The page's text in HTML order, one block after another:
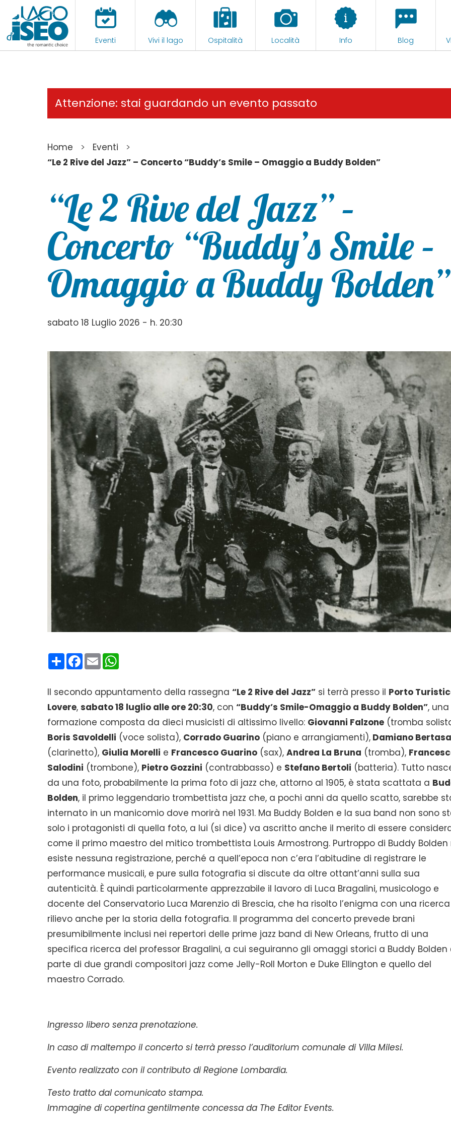
Eventi Vivi il lago Ospitalità Località Info Blog
Attenzione: stai guardando un evento passato
Home > Eventi >
“Le 2 Rive del Jazz” – Concerto “Buddy’s Smile – Omaggio a Buddy Bolden”
“Le 2 Rive del Jazz” –
Concerto “Buddy’s Smile –
Omaggio a Buddy Bolden”
sabato 18 Luglio 2026 - h. 20:30
CondividiFacebook
Email
Il secondo appuntamento della rassegna“Le 2 Rive del Jazz” si terrà presso il Porto
Lovere,sabato 18 luglio alle ore 20:30, con“Buddy’s Smile-Omaggio a Buddy Bolden”, una
formazione composta da dieci musicisti di altissimo livello: Giovanni Falzone (tromba
Boris Savoldelli (voce solista), Corrado Guarino (piano e arrangiamenti), Damiano Bertasa
(clarinetto), Giulia Morelli e Francesco Guarino (sax),Andrea La Bruna (tromba),
Salodini (trombone), Pietro Gozzini (contrabbasso) e Stefano Bertoli (batteria). Tutto
da una foto, probabilmente la prima foto di jazz che, attorno al 1905, è stata scattata a
Bolden, il primo leggendario trombettista jazz che, a pochi anni da quello scatto, sarebbe
internato in un manicomio dove morirà nel 1931. Ma Buddy Bolden e la sua band non sono
solo i protagonisti di quella foto, a lui (si dice) va ascritto anche il merito di essere
come il primo maestro del mitico trombettista Louis Armostrong. Purtroppo di Buddy Bolden
esiste nessuna registrazione, perché a quell’epoca non c’era l’abitudine di registrare le
performance musicali, e pure sulla fotografia si discute da oltre ottant’anni sulla sua
autenticità. È quindi particolarmente apprezzabile il lavoro di Luca Bragalini, musicologo e
docente del Conservatorio Luca Marenzio di Brescia, che ha risolto l’enigma con una
rilievo anche per la storia della fotografia. Il programma del concerto prevede brani
presumibilmente inclusi nei repertori delle prime jazz band di New Orleans, frutto di una
specifica ricerca del professor Bragalini, a cui seguiranno gli omaggi storici a Buddy Bolden
parte di due grandi compositori jazz come Jelly-Roll Morton e Duke Ellington e quello del
maestro Corrado.
Ingresso libero senza prenotazione.
In caso di maltempo il concerto si terrà presso l’auditorium comunale di Villa Milesi.
Evento realizzato con il contributo di Regione Lombardia.
Testo tratto dal comunicato stampa.
Immagine di copertina gentilmente concessa da The Editor Events.